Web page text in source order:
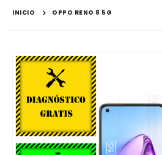
INICIO OPPO RENO 8 5G
Saltar
al
final
de
la
galería
de
imágenes